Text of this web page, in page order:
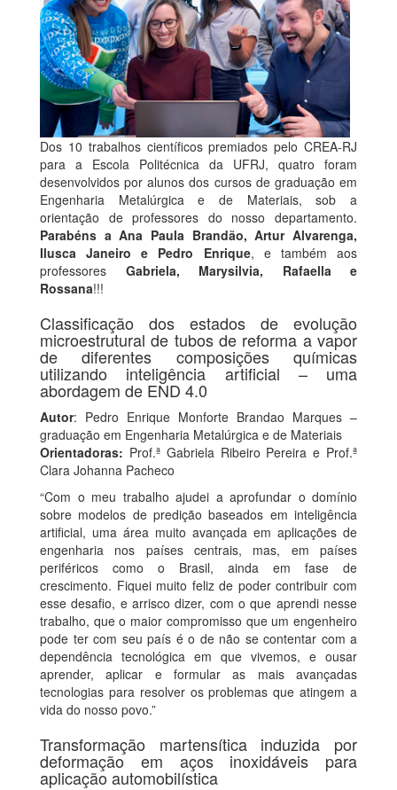
Dos 10 trabalhos científicos premiados pelo CREA-RJ
para a Escola Politécnica da UFRJ, quatro foram
desenvolvidos por alunos dos cursos de graduação em
Engenharia Metalúrgica e de Materiais, sob a
orientação de professores do nosso departamento.
Parabéns a Ana Paula Brandão, Artur Alvarenga,
Ilusca Janeiro e Pedro Enrique, e também aos
professores Gabriela, Marysilvia, Rafaella e
Rossana!!!
Classificação dos estados de evolução
microestrutural de tubos de reforma a vapor
de diferentes composições químicas
utilizando inteligência artificial – uma
abordagem de END 4.0
Autor: Pedro Enrique Monforte Brandao Marques –
graduação em Engenharia Metalúrgica e de Materiais
Orientadoras: Prof.ª Gabriela Ribeiro Pereira e Prof.ª
Clara Johanna Pacheco
“Com o meu trabalho ajudei a aprofundar o domínio
sobre modelos de predição baseados em inteligência
artificial, uma área muito avançada em aplicações de
engenharia nos países centrais, mas, em países
periféricos como o Brasil, ainda em fase de
crescimento. Fiquei muito feliz de poder contribuir com
esse desafio, e arrisco dizer, com o que aprendi nesse
trabalho, que o maior compromisso que um engenheiro
pode ter com seu país é o de não se contentar com a
dependência tecnológica em que vivemos, e ousar
aprender, aplicar e formular as mais avançadas
tecnologias para resolver os problemas que atingem a
vida do nosso povo.”
Transformação martensítica induzida por
deformação em aços inoxidáveis para
aplicação automobilística